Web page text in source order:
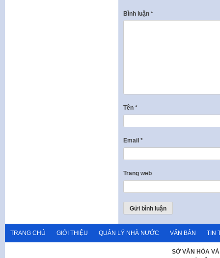
Bình luận *
Tên *
Email *
Trang web
TRANG CHỦ GIỚI THIỆU QUẢN LÝ NHÀ NƯỚC VĂN BẢN TIN
SỞ VĂN HÓA